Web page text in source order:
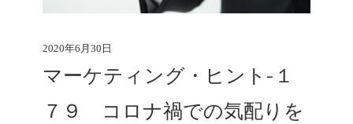
2020年6月30日
マーケティング・ヒント-１
７９ コロナ禍での気配りを